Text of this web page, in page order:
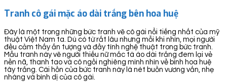
Tranh cô gái mặc áo dài trắng bên hoa huệ
Đây là một trong những bức tranh vẽ cô gái nổi tiếng nhất của mỹ
thuật Việt Nam ta. Dù có từ rất lâu nhưng mỗi khi nhìn, mọi người
đều cảm thấy ấn tượng và đầy tính nghệ thuật trong bức tranh.
Mẫu tranh này vẽ người thiếu nữ mắc tà áo dài trắng đem lại vẻ
nền nã, thanh tao và cô ngồi nghiêng mình nhìn về bình hoa huệ
tây trắng. Cái hồn của bức tranh này là nét buồn vương vấn, nhẹ
nhàng và bình dị của cô gái.